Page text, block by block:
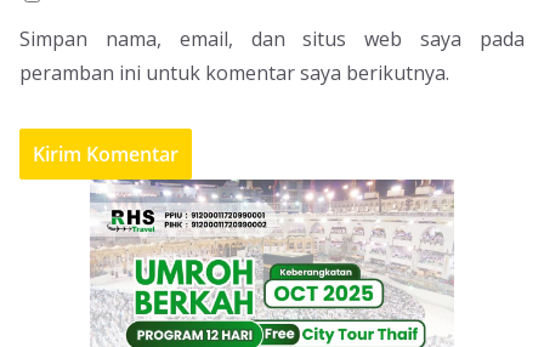
Simpan nama, email, dan situs web saya pada
peramban ini untuk komentar saya berikutnya.